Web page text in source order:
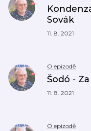
Sovák
11. 8. 2021
O epizodě
Šodó -
11. 8. 2021
O epizodě